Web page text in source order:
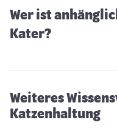
Wer ist
Kater?
Weiteres
Katzenhaltung